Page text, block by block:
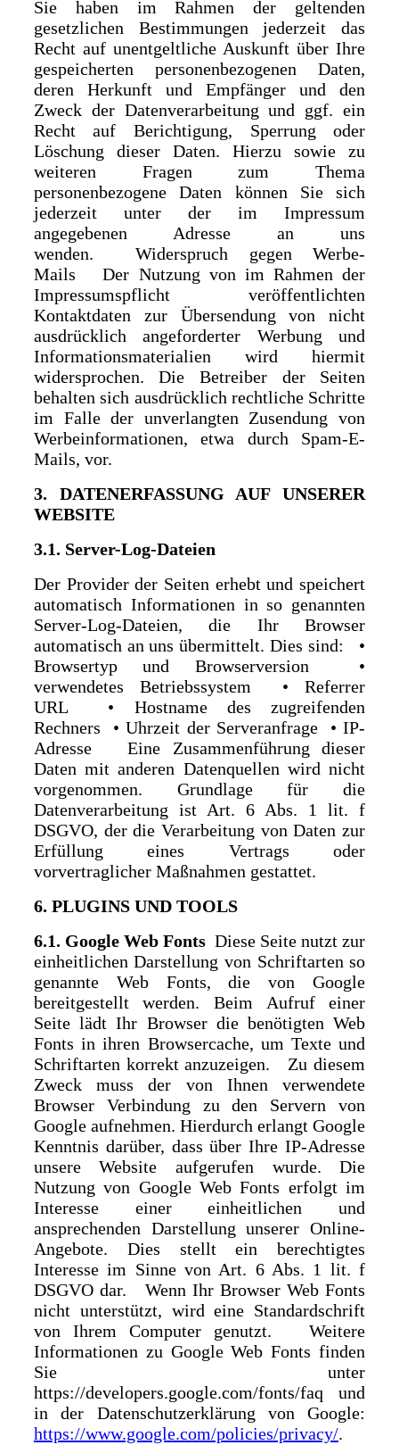
Sie haben im Rahmen der geltenden
gesetzlichen Bestimmungen jederzeit das
Recht auf unentgeltliche Auskunft über Ihre
gespeicherten personenbezogenen Daten,
deren Herkunft und Empfänger und den
Zweck der Datenverarbeitung und ggf. ein
Recht auf Berichtigung, Sperrung oder
Löschung dieser Daten. Hierzu sowie zu
weiteren Fragen zum Thema
personenbezogene Daten können Sie sich
jederzeit unter der im Impressum
angegebenen Adresse an uns
wenden. Widerspruch gegen Werbe-
Mails Der Nutzung von im Rahmen der
Impressumspflicht veröffentlichten
Kontaktdaten zur Übersendung von nicht
ausdrücklich angeforderter Werbung und
Informationsmaterialien wird hiermit
widersprochen. Die Betreiber der Seiten
behalten sich ausdrücklich rechtliche Schritte
im Falle der unverlangten Zusendung von
Werbeinformationen, etwa durch Spam-E-
Mails, vor.
3. DATENERFASSUNG AUF UNSERER
WEBSITE
3.1. Server-Log-Dateien
Der Provider der Seiten erhebt und speichert
automatisch Informationen in so genannten
Server-Log-Dateien, die Ihr Browser
automatisch an uns übermittelt. Dies sind: •
Browsertyp und Browserversion •
verwendetes Betriebssystem • Referrer
URL • Hostname des zugreifenden
Rechners • Uhrzeit der Serveranfrage • IP-
Adresse Eine Zusammenführung dieser
Daten mit anderen Datenquellen wird nicht
vorgenommen. Grundlage für die
Datenverarbeitung ist Art. 6 Abs. 1 lit. f
DSGVO, der die Verarbeitung von Daten zur
Erfüllung eines Vertrags oder
vorvertraglicher Maßnahmen gestattet.
6. PLUGINS UND TOOLS
6.1. Google Web FontsDiese Seite nutzt zur
einheitlichen Darstellung von Schriftarten so
genannte Web Fonts, die von Google
bereitgestellt werden. Beim Aufruf einer
Seite lädt Ihr Browser die benötigten Web
Fonts in ihren Browsercache, um Texte und
Schriftarten korrekt anzuzeigen. Zu diesem
Zweck muss der von Ihnen verwendete
Browser Verbindung zu den Servern von
Google aufnehmen. Hierdurch erlangt Google
Kenntnis darüber, dass über Ihre IP-Adresse
unsere Website aufgerufen wurde. Die
Nutzung von Google Web Fonts erfolgt im
Interesse einer einheitlichen und
ansprechenden Darstellung unserer Online-
Angebote. Dies stellt ein berechtigtes
Interesse im Sinne von Art. 6 Abs. 1 lit. f
DSGVO dar. Wenn Ihr Browser Web Fonts
nicht unterstützt, wird eine Standardschrift
von Ihrem Computer genutzt. Weitere
Informationen zu Google Web Fonts finden
Sie unter
https://developers.google.com/fonts/faq und
in der Datenschutzerklärung von Google:
https://www.google.com/policies/privacy/.